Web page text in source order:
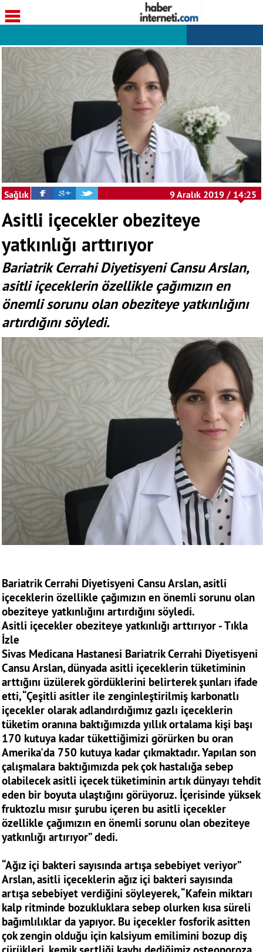
Sağlık 9 Aralık 2019 / 14:25
Asitli içecekler obeziteye
yatkınlığı arttırıyor
Bariatrik Cerrahi Diyetisyeni Cansu Arslan,
asitli içeceklerin özellikle çağımızın en
önemli sorunu olan obeziteye yatkınlığını
artırdığını söyledi.
Bariatrik Cerrahi Diyetisyeni Cansu Arslan, asitli
içeceklerin özellikle çağımızın en önemli sorunu olan
obeziteye yatkınlığını artırdığını söyledi.
Asitli içecekler obeziteye yatkınlığı arttırıyor - Tıkla
İzle
Sivas Medicana Hastanesi Bariatrik Cerrahi Diyetisyeni
Cansu Arslan, dünyada asitli içeceklerin tüketiminin
arttığını üzülerek gördüklerini belirterek şunları ifade
etti, “Çeşitli asitler ile zenginleştirilmiş karbonatlı
içecekler olarak adlandırdığımız gazlı içeceklerin
tüketim oranına baktığımızda yıllık ortalama kişi başı
170 kutuya kadar tükettiğimizi görürken bu oran
Amerika'da 750 kutuya kadar çıkmaktadır. Yapılan son
çalışmalara baktığımızda pek çok hastalığa sebep
olabilecek asitli içecek tüketiminin artık dünyayı tehdit
eden bir boyuta ulaştığını görüyoruz. İçerisinde yüksek
fruktozlu mısır şurubu içeren bu asitli içecekler
özellikle çağımızın en önemli sorunu olan obeziteye
yatkınlığı artırıyor” dedi.
“Ağız içi bakteri sayısında artışa sebebiyet veriyor”
Arslan, asitli içeceklerin ağız içi bakteri sayısında
artışa sebebiyet verdiğini söyleyerek, “Kafein miktarı
kalp ritminde bozukluklara sebep olurken kısa süreli
bağımlılıklar da yapıyor. Bu içecekler fosforik asitten
çok zengin olduğu için kalsiyum emilimini bozup diş